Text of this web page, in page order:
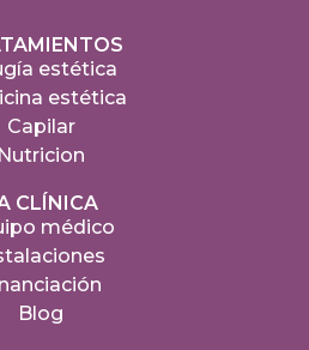
estética
estética
Capilar
Nutricion
CLÍNICA
médico
Blog